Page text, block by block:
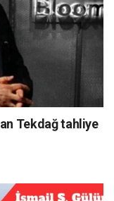
Tekdağ tahliye